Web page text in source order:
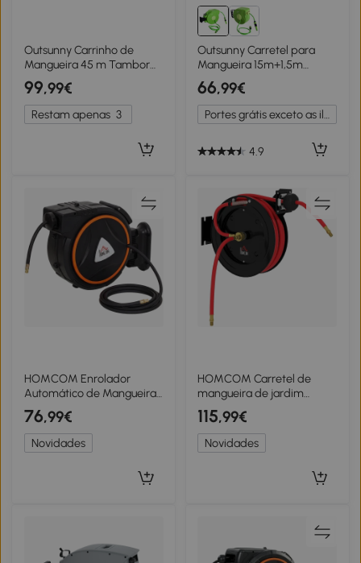
Outsunny Carrinho de
Mangueira 45 m Tambor
com 2 Padrões de Spray
Adaptador de Torneira
Manivela 2 Rodas
45x44x78 cm Cinza
99,99€
Restam apenas 3
Outsunny Carretel para
Mangueira 15m+1,5m
Enrolador de Mangueira
Montado na Parede 180º
Giratório 47,5x15,5x35,5cm
Verde
66,99€
Portes grátis exceto as ilhas
4.9
HOMCOM Enrolador
Automático de Mangueira
de Pressão 20 m + 2 m
com Conector 1/4” BSP e
Suporte Giratório 180°
Preto
76,99€
Novidades
HOMCOM Carretel de
mangueira de jardim
montado na parede,
retração automática, 20
bar de pressão de água,
mangueira de água 15+1 m,
115,99€
Novidades